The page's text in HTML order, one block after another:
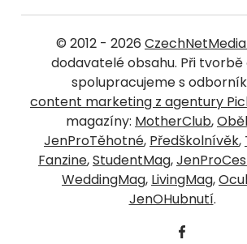
© 2012 - 2026 CzechNetMedia
dodavatelé obsahu. Při tvorbě
spolupracujeme s
content marketing z agentury
magazíny: MotherClub,
JenProTěhotné, Předškolnívěk,
Fanzine,StudentMag,
WeddingMag, LivingMag,
JenOHubnutí.